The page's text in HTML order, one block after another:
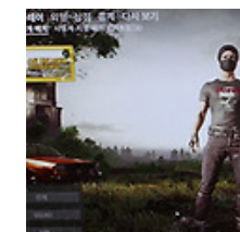
한 컬러감에 놀랐는데요. 4ms의 빠
포트 그리고 USB-C 포트까지 제공
수 있는 모니터 였습니다. RTX2080
봤는데 잘 되더군요. MVA패널을 사
명암대비를 경험할 수 있는 모니터